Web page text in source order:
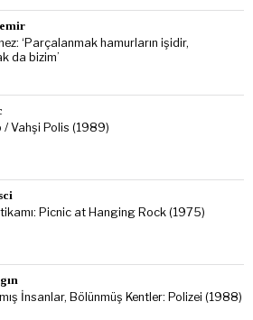
‘Parçalanmak hamurların işidir,
da bizim’
/ Vahşi Polis (1989)
Picnic at Hanging Rock (1975)
İnsanlar, Bölünmüş Kentler: Polizei (1988)